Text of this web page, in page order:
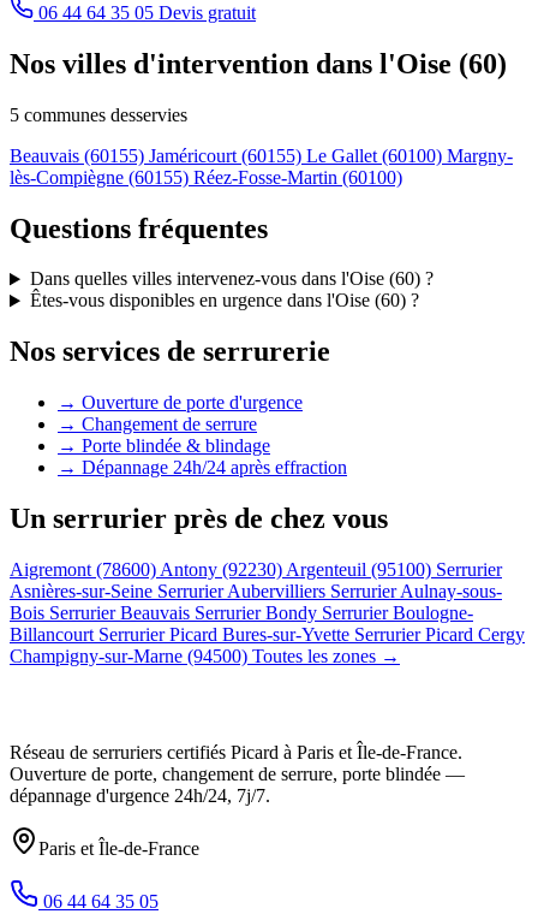
06 44 64 35 05 Devis gratuit
Nos villes d'intervention dans l'Oise (60)
5 communes desservies
Beauvais (60155) Jaméricourt (60155) Le Gallet (60100) Margny-
lès-Compiègne (60155) Réez-Fosse-Martin (60100)
Questions fréquentes
Dans quelles villes intervenez-vous dans l'Oise (60) ?
Êtes-vous disponibles en urgence dans l'Oise (60) ?
Nos services de serrurerie
→ Ouverture de porte d'urgence
→ Changement de serrure
→ Porte blindée & blindage
→ Dépannage 24h/24 après effraction
Un serrurier près de chez vous
Aigremont (78600) Antony (92230) Argenteuil (95100) Serrurier
Asnières-sur-Seine Serrurier Aubervilliers Serrurier Aulnay-sous-
Bois Serrurier Beauvais Serrurier Bondy Serrurier Boulogne-
Billancourt Serrurier Picard Bures-sur-Yvette Serrurier Picard Cergy
Champigny-sur-Marne (94500) Toutes les zones →
Réseau de serruriers certifiés Picard à Paris et Île-de-France.
Ouverture de porte, changement de serrure, porte blindée —
dépannage d'urgence 24h/24, 7j/7.
Paris et Île-de-France
06 44 64 35 05